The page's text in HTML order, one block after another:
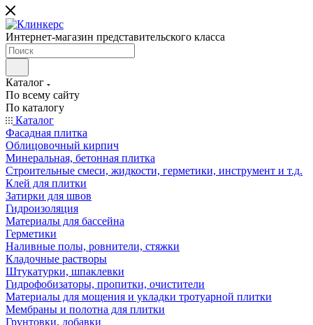
Интернет-магазин представительского класса
Каталог
По всему сайту
По каталогу
Каталог
Фасадная плитка
Облицовочный кирпич
Минеральная, бетонная плитка
Строительные смеси, жидкости, герметики, инструмент и т.д.
Клей для плитки
Затирки для швов
Гидроизоляция
Материалы для бассейна
Герметики
Наливные полы, ровнители, стяжки
Кладочные растворы
Штукатурки, шпаклевки
Гидрофобизаторы, пропитки, очистители
Материалы для мощения и укладки тротуарной плитки
Мембраны и полотна для плитки
Грунтовки, добавки